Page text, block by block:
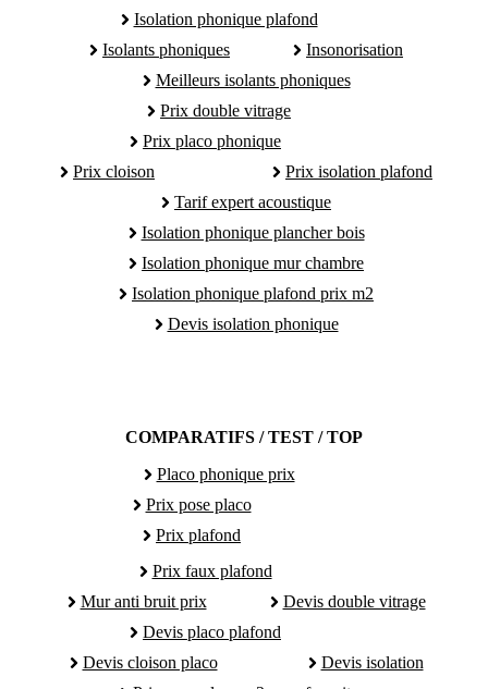
Isolation phonique plafond
Isolants phoniques
Insonorisation
Meilleurs isolants phoniques
Prix double vitrage
Prix placo phonique
Prix cloison
Prix isolation plafond
Tarif expert acoustique
Isolation phonique plancher bois
Isolation phonique mur chambre
Isolation phonique plafond prix m2
Devis isolation phonique
COMPARATIFS / TEST / TOP
Placo phonique prix
Prix pose placo
Prix plafond
Prix faux plafond
Mur anti bruit prix
Devis double vitrage
Devis placo plafond
Devis cloison placo
Devis isolation